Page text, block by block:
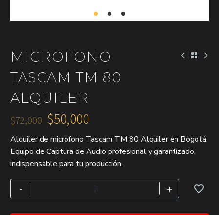
MICROFONO
TASCAM TM 80
ALQUILER
$72,000
El
precio
original
era:
$72,000.
$50,000
El
precio
actual
$50,000.
Alquiler de microfono Tascam TM 80 Alquiler en Bogotá.
Equipo de Captura de Audio profesional y garantizado,
indispensable para tu producción.
-
microfono
Tascam
+